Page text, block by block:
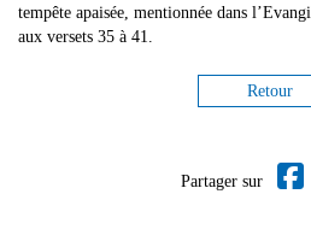
tempête apaisée, mentionnée dans
aux versets 35 à 41.
Retour
Partager sur